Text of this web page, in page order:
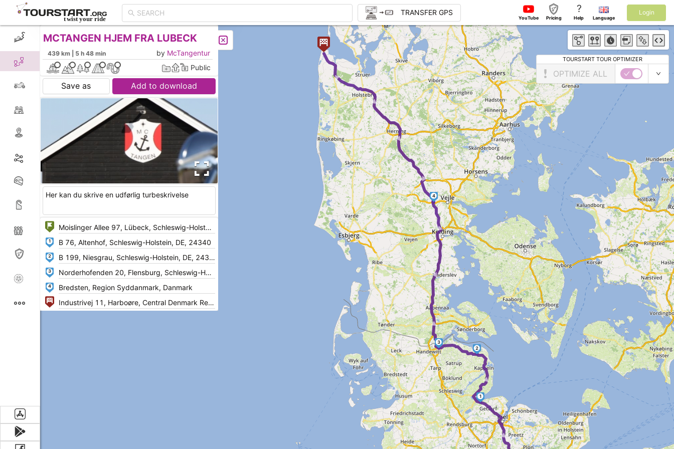
► ► ► ►
► ► ►
►
1
2
3
4
TRANSFER GPS
YouTube Pricing
?
Help Language
Login
CREATE TOUR LIST
MCTANGEN HJEM FRA LUBECK
439 km | 5 h 48 min by McTangentur
Public
Save as Add to download
Her kan du skrive en udførlig turbeskrivelse
1
2
3
4
TOURSTART TOUR OPTIMIZER
OPTIMIZE ALL